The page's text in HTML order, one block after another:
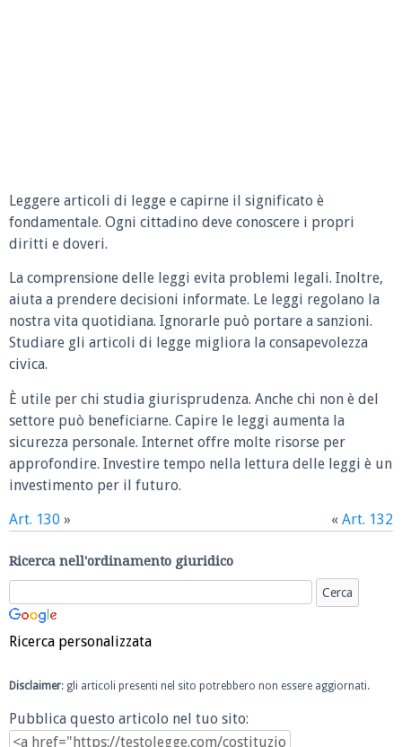
Leggere articoli di legge e capirne il significato è
fondamentale. Ogni cittadino deve conoscere i propri
diritti e doveri.
La comprensione delle leggi evita problemi legali. Inoltre,
aiuta a prendere decisioni informate. Le leggi regolano la
nostra vita quotidiana. Ignorarle può portare a sanzioni.
Studiare gli articoli di legge migliora la consapevolezza
civica.
È utile per chi studia giurisprudenza. Anche chi non è del
settore può beneficiarne. Capire le leggi aumenta la
sicurezza personale. Internet offre molte risorse per
approfondire. Investire tempo nella lettura delle leggi è un
investimento per il futuro.
Art. 130 » « Art. 132
Ricerca nell'ordinamento giuridico
Ricerca personalizzata
Disclaimer: gli articoli presenti nel sito potrebbero non essere aggiornati.
Pubblica questo articolo nel tuo sito: